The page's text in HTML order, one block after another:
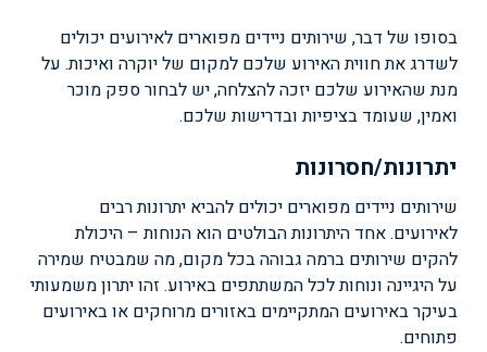
בסופו של דבר, שירותים ניידים מפוארים לאירועים יכולים
לשדרג את חווית האירוע שלכם למקום של יוקרה ואיכות. על
מנת שהאירוע שלכם יזכה להצלחה, יש לבחור ספק מוכר
ואמין, שעומד בציפיות ובדרישות שלכם.
יתרונות/חסרונות
שירותים ניידים מפוארים יכולים להביא יתרונות רבים
לאירועים. אחד היתרונות הבולטים הוא הנוחות – היכולת
להקים שירותים ברמה גבוהה בכל מקום, מה שמבטיח שמירה
על היגיינה ונוחות לכל המשתתפים באירוע. זהו יתרון משמעותי
בעיקר באירועים המתקיימים באזורים מרוחקים או באירועים
פתוחים.